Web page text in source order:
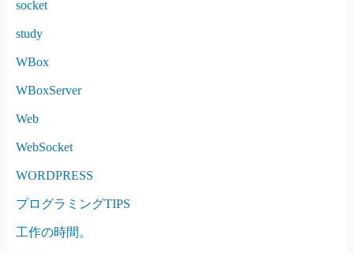
socket
study
WBox
WBoxServer
Web
WebSocket
WORDPRESS
プログラミングTIPS
工作の時間。